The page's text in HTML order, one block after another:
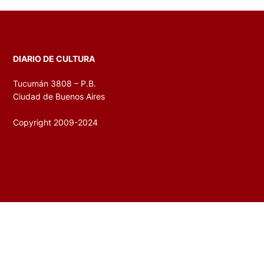
DIARIO DE CULTURA
Tucumán 3808 – P.B.
Ciudad de Buenos Aires
Copyright 2009-2024